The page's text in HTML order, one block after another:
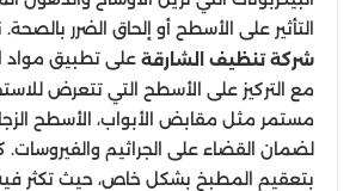
التأثير على الأسطح أو إلحاق الضرر
شركة تنظيف الشارقة على تطبيق مواد
مع التركيز على الأسطح التي تتعرض
مستمر مثل مقابض الأبواب، الأسطح
لضمان القضاء على الجراثيم والفيروسات.
بتعقيم المطبخ بشكل خاص، حيث تكثر فيه